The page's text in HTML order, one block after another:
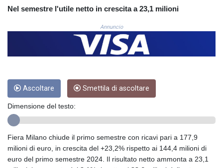
COP
CRC 523.120097
CUC 1.155308
CUP 30.615654
CVE 110.229477
DJF 205.419355
DKK 7.475378
EGP 57.556847
ERN 17.329615
ETB 186.190862
FJD 2.553806
Nel semestre l'utile netto in crescita a 23,1 milioni
Annuncio
Ascoltare Smettila di ascoltare
Dimensione del testo:
Fiera Milano chiude il primo semestre con ricavi pari a 177,9
milioni di euro, in crescita del +23,2% rispetto ai 144,4 milioni di
euro del primo semestre 2024. Il risultato netto ammonta a 23,1